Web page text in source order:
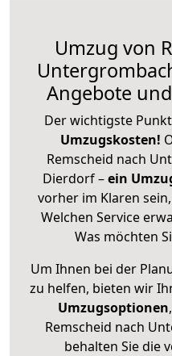
Umzug von
Angebote
Der wichtigste
Umzugskosten!
Remscheid nach
Dierdorf –ein
vorher im Klaren
Welchen Service
Was möchten
Um Ihnen bei der
zu helfen, bieten wir
Umzugsoptionen
Remscheid nach
behalten Sie die